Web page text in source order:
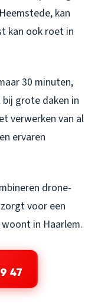
kan
kan ook roet in
30 minuten,
grote daken in
verwerken van al
ervaren
drone-
voor een
in Haarlem.
47